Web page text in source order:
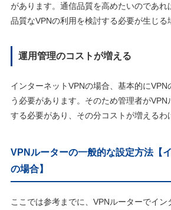
があります。通信品質を高めたいのであれ
品質なVPNの利用を検討する必要が生じる
運用管理のコストが増える
インターネットVPNの場合、基本的にVPN
う必要があります。そのため管理者がVPN
する必要があり、その分コストが増えるわ
VPNルーターの一般的な設定方法【
の場合】
ここでは参考までに、VPNルーターでイン